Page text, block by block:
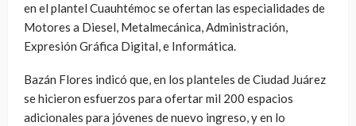
en el plantel Cuauhtémoc se ofertan las especialidades de
Motores a Diesel, Metalmecánica, Administración,
Expresión Gráfica Digital, e Informática.
Bazán Flores indicó que, en los planteles de Ciudad Juárez
se hicieron esfuerzos para ofertar mil 200 espacios
adicionales para jóvenes de nuevo ingreso, y en lo